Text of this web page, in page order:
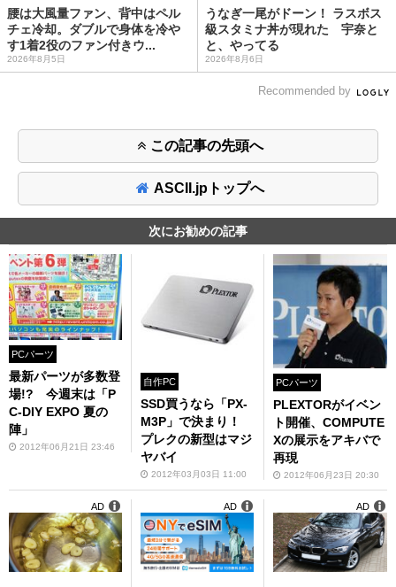
腰は大風量ファン、背中はペル
チェ冷却。ダブルで身体を冷や
す1着2役のファン付きウ...
2026年8月5日
うなぎ一尾がドーン！ ラスボス
級スタミナ丼が現れた 宇奈と
と、やってる
2026年8月6日
Recommended by
この記事の先頭へ
ASCII.jpトップへ
次にお勧めの記事
PCパーツ
最新パーツが多数登
場!? 今週末は「P
C-DIY EXPO 夏の
陣」
2012年06月21日 23:46
自作PC
SSD買うなら「PX-
M3P」で決まり！
プレクの新型はマジ
ヤバイ
2012年03月03日 11:00
PCパーツ
PLEXTORがイベン
ト開催、COMPUTE
Xの展示をアキバで
再現
2012年06月23日 20:30
AD AD AD